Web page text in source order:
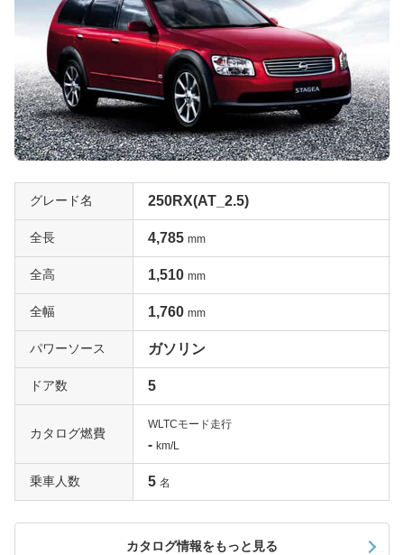
グレード名 250RX(AT_2.5)
全長 4,785 mm
全高 1,510 mm
全幅 1,760 mm
パワーソース ガソリン
ドア数 5
カタログ燃費
WLTCモード走行
- km/L
乗車人数 5 名
カタログ情報をもっと見る